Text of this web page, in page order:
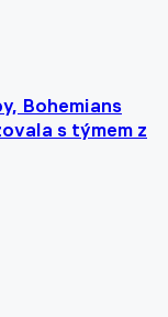
Bohemians
s týmem z